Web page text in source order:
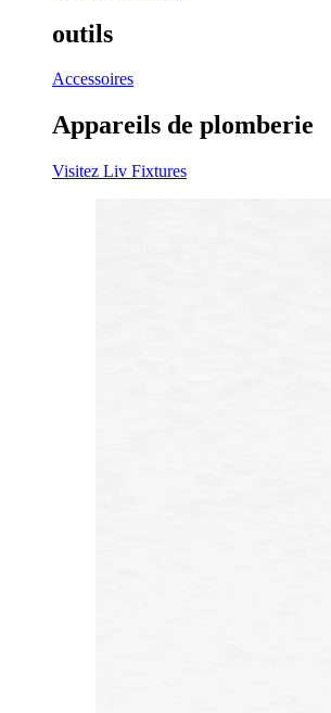
outils
Accessoires
Appareils de plomberie
Visitez Liv Fixtures